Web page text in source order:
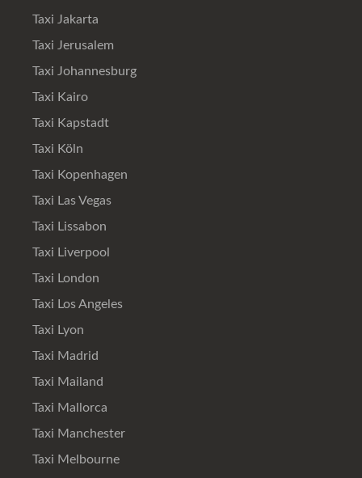
Taxi Jakarta
Taxi Jerusalem
Taxi Johannesburg
Taxi Kairo
Taxi Kapstadt
Taxi Köln
Taxi Kopenhagen
Taxi Las Vegas
Taxi Lissabon
Taxi Liverpool
Taxi London
Taxi Los Angeles
Taxi Lyon
Taxi Madrid
Taxi Mailand
Taxi Mallorca
Taxi Manchester
Taxi Melbourne